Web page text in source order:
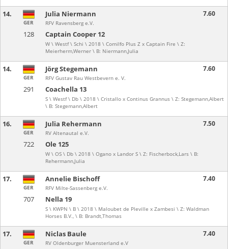
14.
128 Captain Cooper 12
W \ Westf \ Schi \ 2018 \ Comilfo Plus Z x Captain Fire \ Z:
Meierherm,Werner \ B: Niermann,Julia
GER
Julia Niermann
RFV Ravensberg e.V.
7.60
14.
291 Coachella 13
S \ Westf \ Db \ 2018 \ Cristallo x Continus Grannus \ Z: Stegemann,Albert
\ B: Stegemann,Albert
GER
Jörg Stegemann
RFV Gustav Rau Westbevern e. V.
7.60
16.
722 Ole 125
W \ OS \ Db \ 2018 \ Ogano x Landor S \ Z: Fischerbock,Lars \ B:
Rehermann,Julia
GER
Julia Rehermann
RV Altenautal e.V.
7.50
17.
707 Nella 19
S \ KWPN \ B \ 2018 \ Maloubet de Pleville x Zambesi \ Z: Waldman
Horses B.V., \ B: Brandt,Thomas
GER
Annelie Bischoff
RFV Milte-Sassenberg e.V.
7.40
17.
GER
Niclas Baule
RV Oldenburger Muensterland e.V
7.40